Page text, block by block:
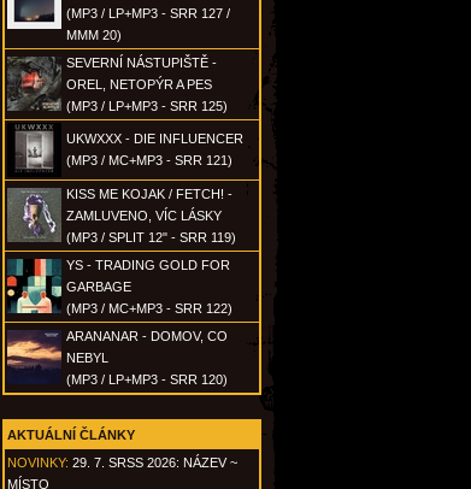
(MP3 / LP+MP3 - SRR 127 /
MMM 20)
SEVERNÍ NÁSTUPIŠTĚ -
OREL, NETOPÝR A PES
(MP3 / LP+MP3 - SRR 125)
UKWXXX - DIE INFLUENCER
(MP3 / MC+MP3 - SRR 121)
KISS ME KOJAK / FETCH! -
ZAMLUVENO, VÍC LÁSKY
(MP3 / SPLIT 12" - SRR 119)
YS - TRADING GOLD FOR
GARBAGE
(MP3 / MC+MP3 - SRR 122)
ARANANAR - DOMOV, CO
NEBYL
(MP3 / LP+MP3 - SRR 120)
AKTUÁLNÍ ČLÁNKY
NOVINKY: 29. 7. SRSS 2026: NÁZEV ~
MÍSTO